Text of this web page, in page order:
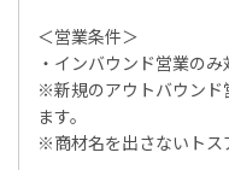
＜営業条件＞
・インバウンド営業のみ
※新規のアウトバウンド
ます。
※商材名を出さないトス